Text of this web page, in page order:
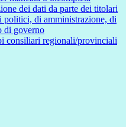
dei dati da parte dei titolari
politici, di amministrazione, di
di governo
consiliari regionali/provinciali